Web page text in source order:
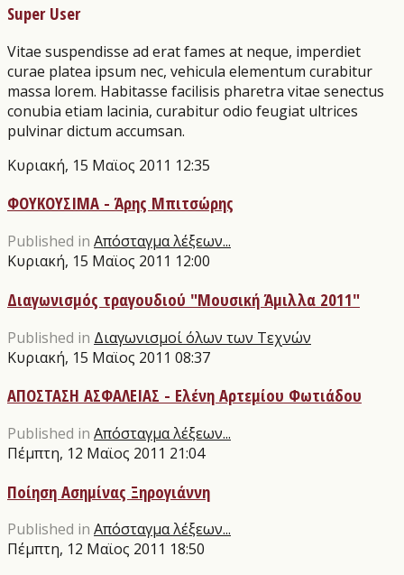
Super User
Vitae suspendisse ad erat fames at neque, imperdiet
curae platea ipsum nec, vehicula elementum curabitur
massa lorem. Habitasse facilisis pharetra vitae senectus
conubia etiam lacinia, curabitur odio feugiat ultrices
pulvinar dictum accumsan.
Κυριακή, 15 Μαϊος 2011 12:35
ΦΟΥΚΟΥΣΙΜΑ - Άρης Μπιτσώρης
Published in Απόσταγμα λέξεων...
Κυριακή, 15 Μαϊος 2011 12:00
Διαγωνισμός τραγουδιού "Μουσική Άμιλλα 2011"
Published in Διαγωνισμοί όλων των Τεχνών
Κυριακή, 15 Μαϊος 2011 08:37
ΑΠΟΣΤΑΣΗ ΑΣΦΑΛΕΙΑΣ - Ελένη Αρτεμίου Φωτιάδου
Published in Απόσταγμα λέξεων...
Πέμπτη, 12 Μαϊος 2011 21:04
Ποίηση Ασημίνας Ξηρογιάννη
Published in Απόσταγμα λέξεων...
Πέμπτη, 12 Μαϊος 2011 18:50